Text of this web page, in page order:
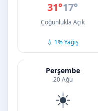
31°17°
Çoğunlukla Açık
💧 1% Yağış
Perşembe
20 Ağu
☀️